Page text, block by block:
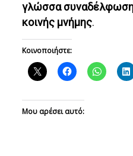
γλώσσα
κοινής μνήμης.
Κοινοποιήστε:
Μου αρέσει αυτό: